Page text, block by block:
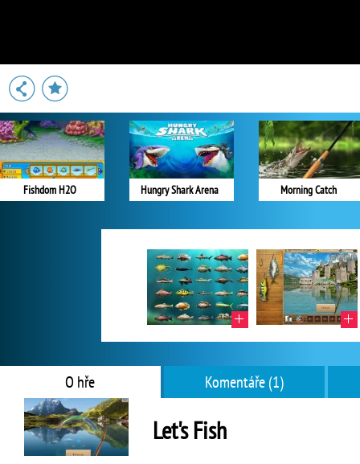
Fishdom H2O Hungry Shark Arena Morning Catch
O hře Komentáře (1)
Let's Fish